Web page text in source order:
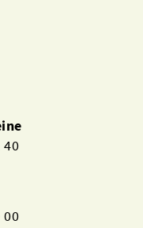
40
00